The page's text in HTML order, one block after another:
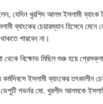
যেদিন খুরশিদ আলম ইসলামী
ব্যাংকের চেয়ারম্যান হিসেবে
পারবেন না।
থেকে বিক্ষোভ মিছিল শুরু হয়ে
ইসলামী ব্যাংকের তৎকালীন
ডেপুটি গভর্নর মো. খুরশীদ আলমকে